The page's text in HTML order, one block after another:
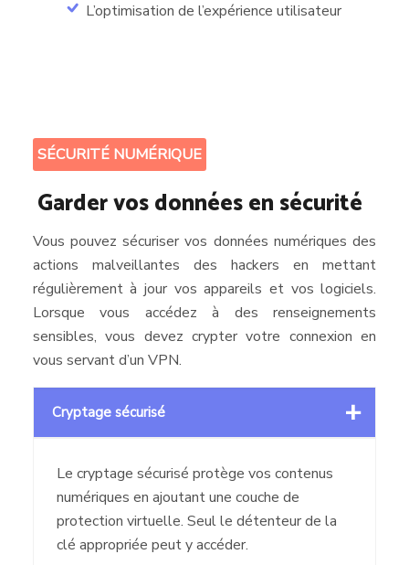
L’optimisation de l’expérience utilisateur
SÉCURITÉ NUMÉRIQUE
Garder vos données en sécurité
Vous pouvez sécuriser vos données numériques des
actions malveillantes des hackers en mettant
régulièrement à jour vos appareils et vos logiciels.
Lorsque vous accédez à des renseignements
sensibles, vous devez crypter votre connexion en
vous servant d’un VPN.
Cryptage sécurisé
Le cryptage sécurisé protège vos contenus
numériques en ajoutant une couche de
protection virtuelle. Seul le détenteur de la
clé appropriée peut y accéder.